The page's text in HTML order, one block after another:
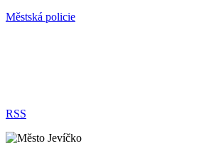
Městská policie
RSS